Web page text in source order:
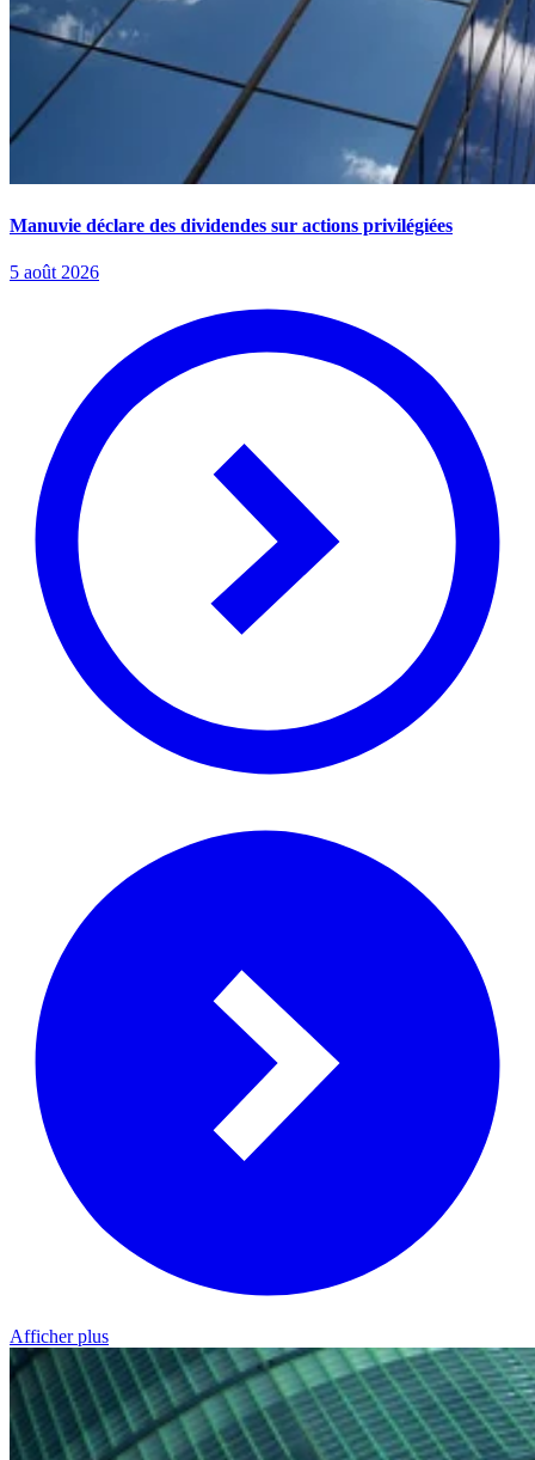
Manuvie déclare des dividendes sur actions privilégiées
5 août 2026
Afficher plus